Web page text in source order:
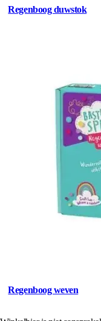
Regenboog duwstok
Regenboog weven